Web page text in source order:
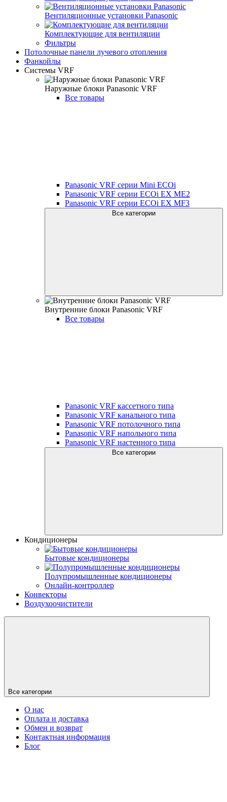
Вентиляционные установки Panasonic
Комплектующие для вентиляции
Фильтры
Потолочные панели лучевого отопления
Фанкойлы
Системы VRF
Наружные блоки Panasonic VRF
Все товары
Panasonic VRF серии Mini ECOi
Panasonic VRF серии ECOi EX ME2
Panasonic VRF серии ECOi EX MF3
Все категории
Внутренние блоки Panasonic VRF
Все товары
Panasonic VRF кассетного типа
Panasonic VRF канального типа
Panasonic VRF потолочного типа
Panasonic VRF напольного типа
Panasonic VRF настенного типа
Все категории
Кондиционеры
Бытовые кондиционеры
Полупромышленные кондиционеры
Онлайн-контроллер
Конвекторы
Воздухоочистители
Все категории
О нас
Оплата и доставка
Обмен и возврат
Контактная информация
Блог